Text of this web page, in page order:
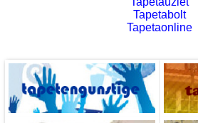
Tapetabolt
Tapetaonline